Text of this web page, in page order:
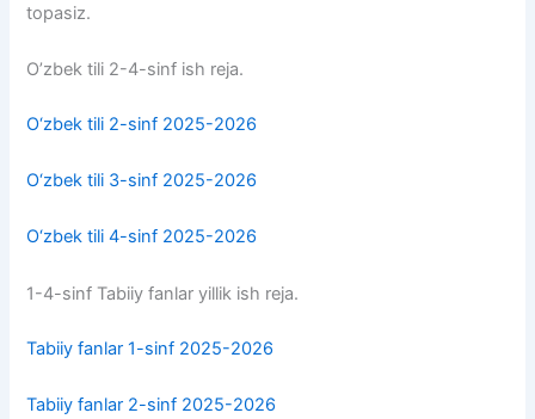
topasiz.
O’zbek tili 2-4-sinf ish reja.
O‘zbek tili 2-sinf 2025-2026
O‘zbek tili 3-sinf 2025-2026
O‘zbek tili 4-sinf 2025-2026
1-4-sinf Tabiiy fanlar yillik ish reja.
Tabiiy fanlar 1-sinf 2025-2026
Tabiiy fanlar 2-sinf 2025-2026